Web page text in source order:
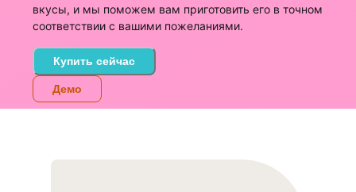
вкусы, и мы поможем вам приготовить его в точном
соответствии с вашими пожеланиями.
Купить сейчас
Демо